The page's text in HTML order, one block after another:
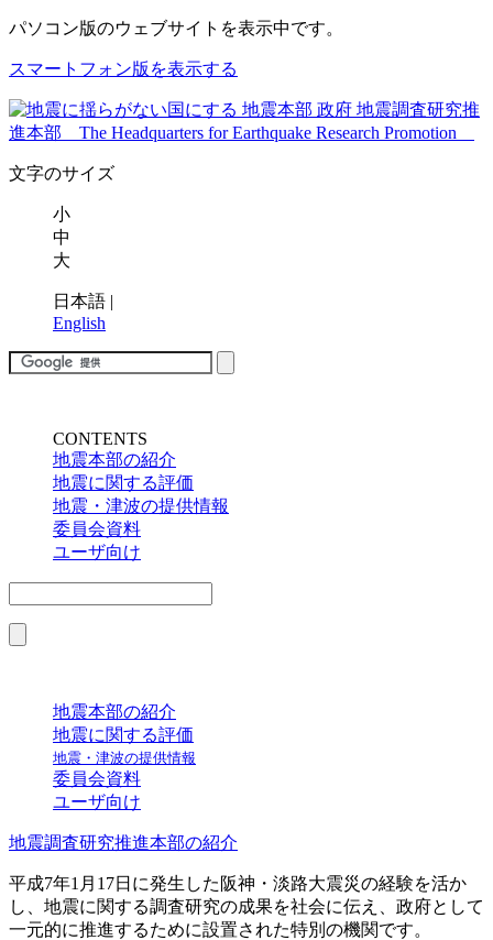
パソコン版のウェブサイトを表示中です。
スマートフォン版を表示する
文字のサイズ
小
中
大
日本語 |
English
CONTENTS
地震本部の紹介
地震に関する評価
地震・津波の提供情報
委員会資料
ユーザ向け
地震本部の紹介
地震に関する評価
地震・津波の提供情報
委員会資料
ユーザ向け
地震調査研究推進本部の紹介
平成7年1月17日に発生した阪神・淡路大震災の経験を活か
し、地震に関する調査研究の成果を社会に伝え、政府として
一元的に推進するために設置された特別の機関です。